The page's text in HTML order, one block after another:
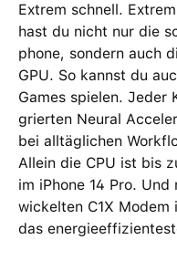
Extrem schnell.
hast du nicht nur die
phone, sondern auch
GPU. So kannst du
Games spielen. Jeder
grierten Neural
bei all­täg­lichen
Allein die CPU ist bis
im iPhone 14 Pro.
wi­ckelten C1X Modem
das